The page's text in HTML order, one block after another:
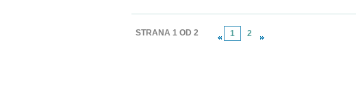
STRANA 1 OD 2 1 2